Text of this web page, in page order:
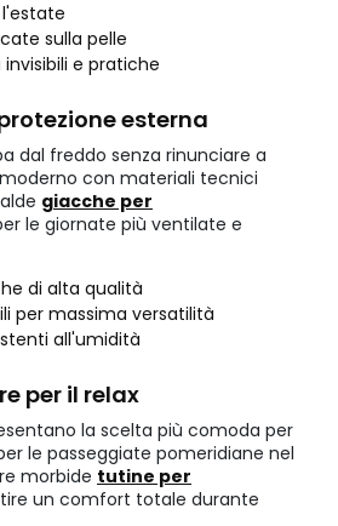
l'estate
sulla pelle
invisibili e pratiche
esterna
dal freddo senza rinunciare a
con materiali tecnici
giacche per
le giornate più ventilate e
di alta qualità
per massima versatilità
all'umidità
per il relax
la scelta più comoda per
le passeggiate pomeridiane nel
morbide tutine per
un comfort totale durante